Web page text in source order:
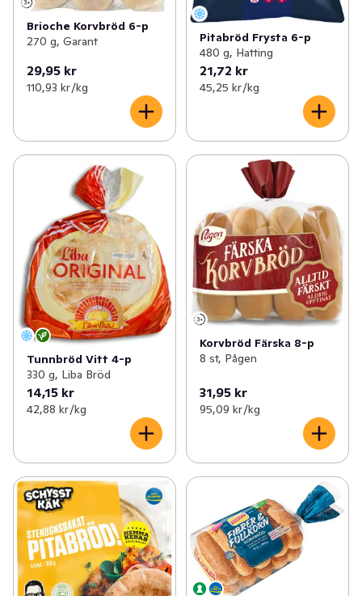
Brioche Korvbröd 6-p
270 g, Garant
29,95 kr
110,93 kr /kg
Pitabröd Frysta 6-p
480 g, Hatting
21,72 kr
45,25 kr /kg
Tunnbröd Vitt 4-p
330 g, Liba Bröd
14,15 kr
42,88 kr /kg
Korvbröd Färska 8-p
8 st, Pågen
31,95 kr
95,09 kr /kg